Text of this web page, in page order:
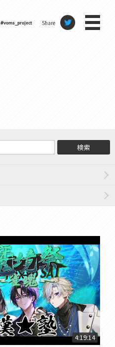
#voms_project Share
検索
4:19:14